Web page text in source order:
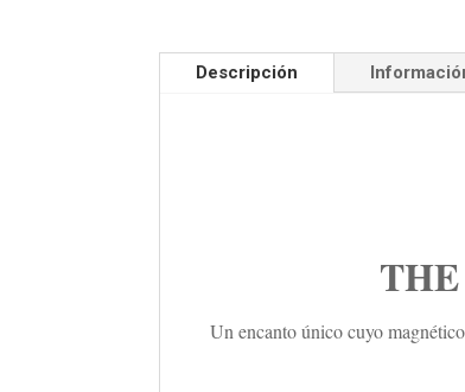
Descripción
Un encanto único cuyo